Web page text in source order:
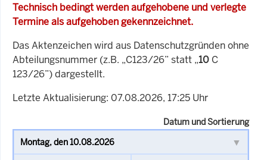
Technisch bedingt werden aufgehobene und verlegte
Termine als aufgehoben gekennzeichnet.
Das Aktenzeichen wird aus Datenschutzgründen ohne
Abteilungsnummer (z.B. „C123/26” statt „10 C
123/26”) dargestellt.
Letzte Aktualisierung: 07.08.2026, 17:25 Uhr
Datum und Sortierung